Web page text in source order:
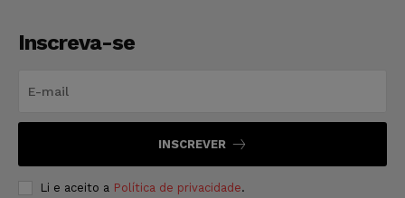
Inscreva-se
INSCREVER
Li e aceito a Política de privacidade.